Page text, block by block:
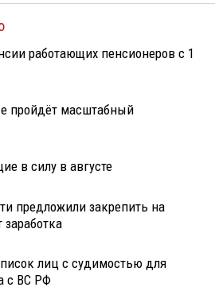
работающих пенсионеров с 1
пройдёт масштабный
в силу в августе
предложили закрепить на
заработка
лиц с судимостью для
с ВС РФ